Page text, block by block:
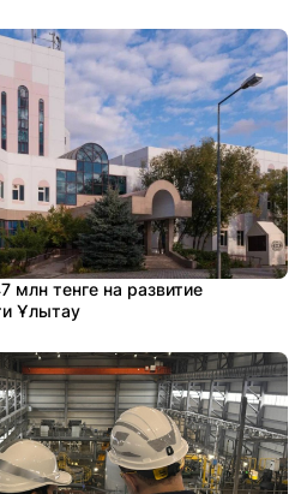
млн тенге на развитие
Ұлытау